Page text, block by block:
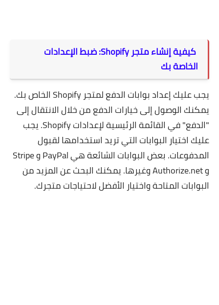
كيفية إنشاء متجر Shopify: ضبط الإعدادات
الخاصة بك
يجب عليك إعداد بوابات الدفع لمتجر Shopify الخاص بك.
يمكنك الوصول إلى خيارات الدفع من خلال الانتقال إلى
"الدفع" في القائمة الرئيسية لإعدادات Shopify. يجب
عليك اختيار البوابات التي تريد استخدامها لقبول
المدفوعات. بعض البوابات الشائعة هي PayPal و Stripe
و Authorize.net وغيرها. يمكنك البحث عن المزيد من
البوابات المتاحة واختيار الأفضل لاحتياجات متجرك.